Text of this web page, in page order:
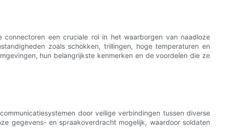
een cruciale rol in het waarborgen van naadloze
zoals schokken, trillingen, hoge temperaturen en
hun belangrijkste kenmerken en de voordelen die ze
door veilige verbindingen tussen diverse
gegevens- en spraakoverdracht mogelijk, waardoor soldaten